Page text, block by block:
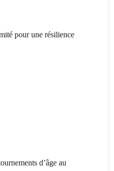
pour une résilience
d’âge au